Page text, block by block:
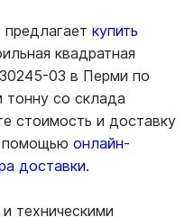
купить
квадратная
03 в Перми по
тонну со склада
стоимость и доставку
помощью онлайн-
доставки.
техническими